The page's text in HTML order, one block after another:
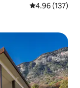
Rating medju
4.96 (137)